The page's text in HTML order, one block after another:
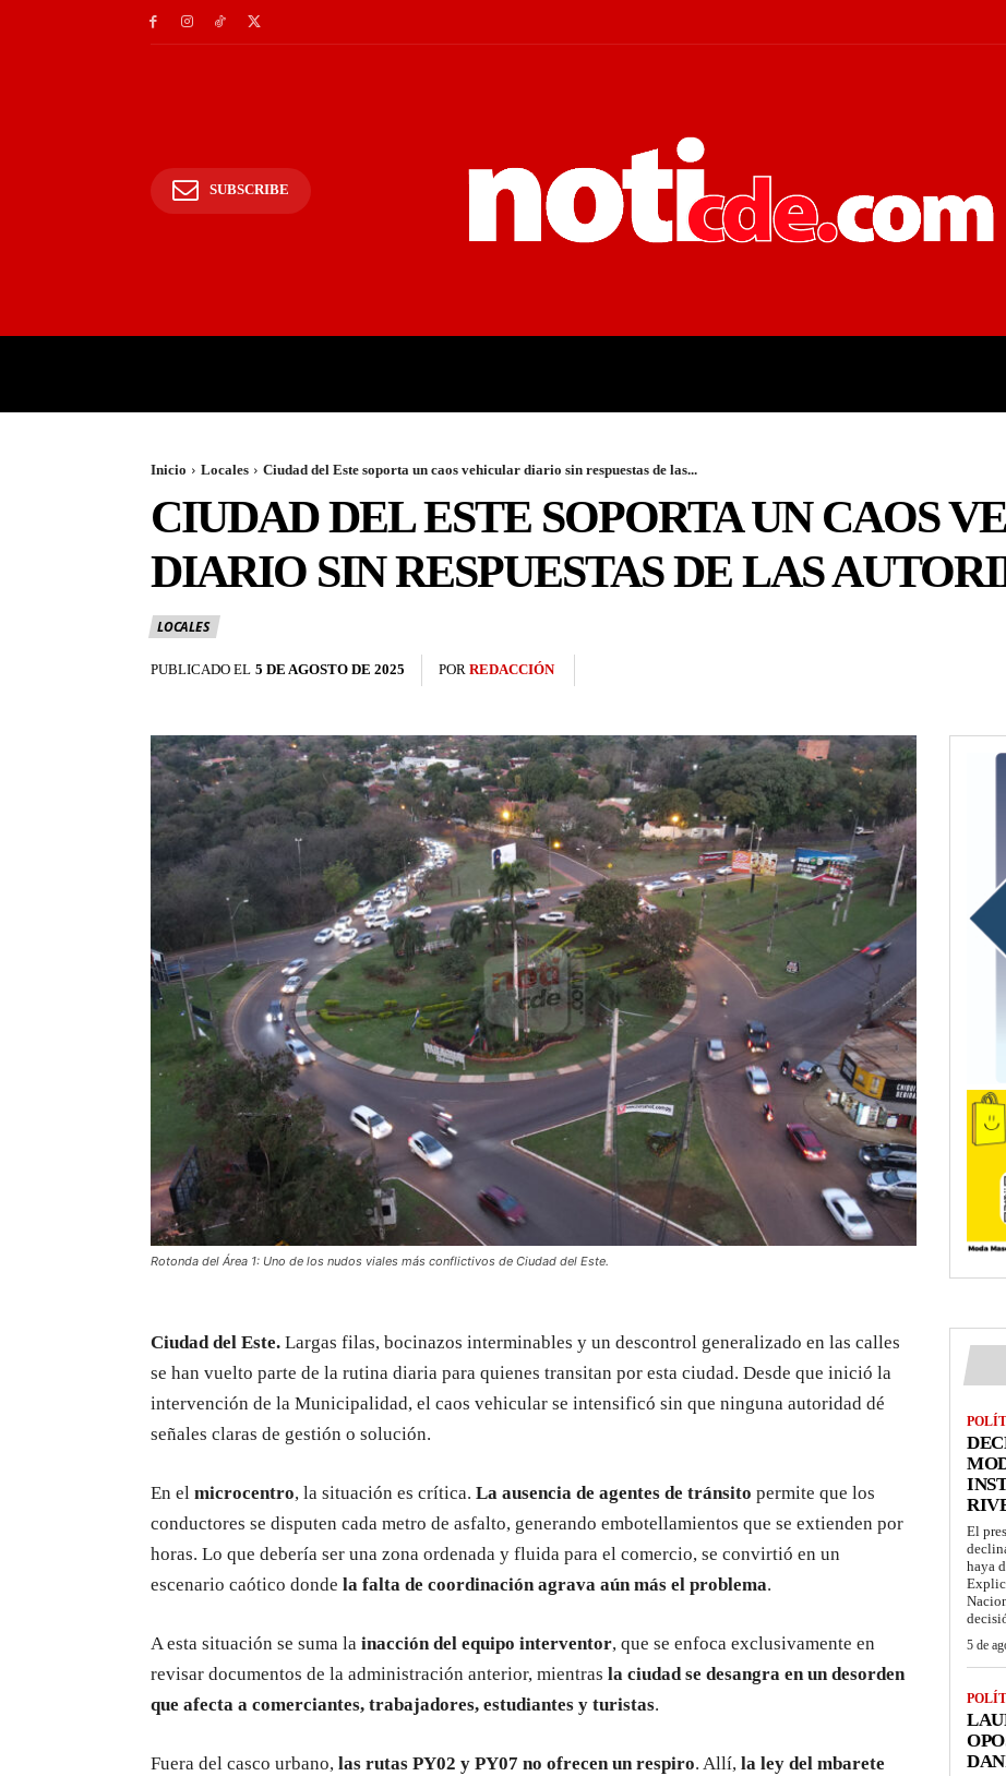
SUBSCRIBE
Inicio Locales Ciudad del Este soporta un caos vehicular diario sin respuestas de las...
CIUDAD DEL ESTE SOPORTA UN CAOS
DIARIO SIN RESPUESTAS DE LAS
LOCALES
PUBLICADO EL 5 DE AGOSTO DE 2025 POR REDACCIÓN
Rotonda del Área 1: Uno de los nudos viales más conflictivos de Ciudad del Este.
Ciudad del Este. Largas filas, bocinazos interminables y un descontrol generalizado en las calles
se han vuelto parte de la rutina diaria para quienes transitan por esta ciudad. Desde que inició la
intervención de la Municipalidad, el caos vehicular se intensificó sin que ninguna autoridad dé
señales claras de gestión o solución.
En el microcentro, la situación es crítica. La ausencia de agentes de tránsito permite que los
conductores se disputen cada metro de asfalto, generando embotellamientos que se extienden por
horas. Lo que debería ser una zona ordenada y fluida para el comercio, se convirtió en un
escenario caótico donde la falta de coordinación agrava aún más el problema.
A esta situación se suma la inacción del equipo interventor, que se enfoca exclusivamente en
revisar documentos de la administración anterior, mientras la ciudad se desangra en un desorden
que afecta a comerciantes, trabajadores, estudiantes y turistas.
Fuera del casco urbano, las rutas PY02 y PY07 no ofrecen un respiro. Allí, la ley del mbarete
El
haya
5 de